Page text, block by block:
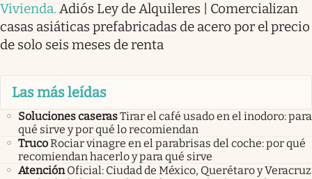
Vivienda. Adiós Ley de Alquileres | Comercializan
casas asiáticas prefabricadas de acero por el precio
de solo seis meses de renta
Las más leídas
Soluciones caserasTirar el café usado en el inodoro: para
qué sirve y por qué lo recomiendan
TrucoRociar vinagre en el parabrisas del coche: por qué
recomiendan hacerlo y para qué sirve
Atención Oficial: Ciudad de México, Querétaro y Veracruz